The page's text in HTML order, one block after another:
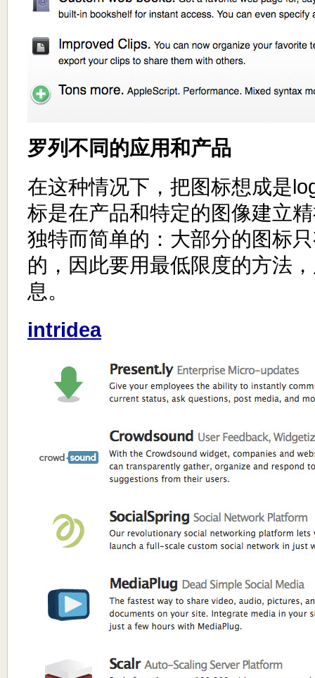
罗列不同的应用和产品
在这种情况下，把图标想成是
标是在产品和特定的图像建立
独特而简单的：大部分的图标
的，因此要用最低限度的方法
息。
intridea